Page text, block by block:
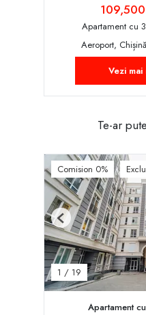
Apartament cu
Aeroport,
Vezi
Te-ar
Comision 0%
1 / 19
Previous
Apartament